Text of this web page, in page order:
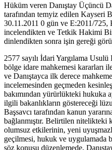
Hüküm veren Danıştay Üçüncü
tarafından temyiz edilen Kayseri
30.11.2011 0 gün ve E:2011/725,
incelendikten ve Tetkik Hakimi
dinlendikten sonra işin gereği
2577 sayılı İdari Yargılama
bölge idare mahkemesi kararları
ve Danıştayca ilk derece
incelemesinden geçmeden
bakımından yürürlükteki hukuka
ilgili bakanlıkların göstereceği
Başsavcı tarafından kanun
bağlanmıştır. Belirtilen nitelikteki
olumsuz etkilerinin, yeni
geçilmesi, hukuk ve uygulamada
söz konusu düzenlemede,